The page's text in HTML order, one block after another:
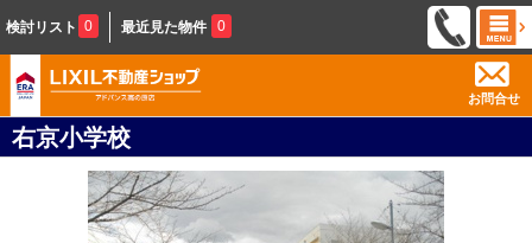
検討リスト 0 最近見た物件 0
お問合せ
右京小学校